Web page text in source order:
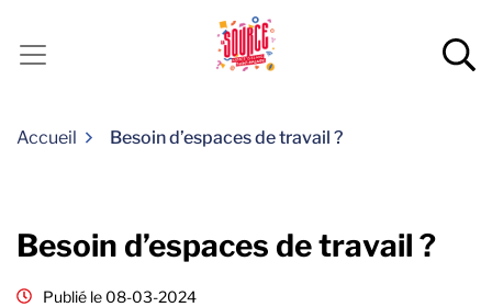
contenu
Accueil Besoin d’espaces de travail ?
Besoin d’espaces de travail ?
Publié le 08-03-2024